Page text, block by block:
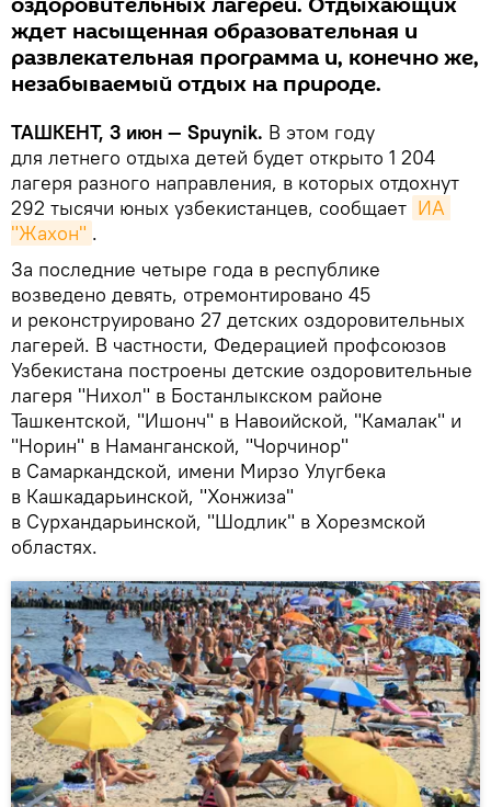
ждет насыщенная образовательная и
развлекательная программа и, конечно же,
незабываемый отдых на природе.
ТАШКЕНТ, 3 июн — Spuynik. В этом году
для летнего отдыха детей будет открыто 1 204
лагеря разного направления, в которых отдохнут
292 тысячи юных узбекистанцев, сообщает ИА
"Жахон" .
За последние четыре года в республике
возведено девять, отремонтировано 45
и реконструировано 27 детских оздоровительных
лагерей. В частности, Федерацией профсоюзов
Узбекистана построены детские оздоровительные
лагеря "Нихол" в Бостанлыкском районе
Ташкентской, "Ишонч" в Навоийской, "Камалак" и
"Норин" в Наманганской, "Чорчинор"
в Самаркандской, имени Мирзо Улугбека
в Кашкадарьинской, "Хонжиза"
в Сурхандарьинской, "Шодлик" в Хорезмской
областях.